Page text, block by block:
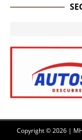
Copyright © 2026 |